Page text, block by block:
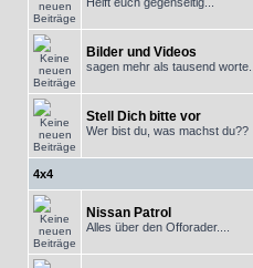
Bilder und Videos
sagen mehr als tausend worte...
Stell Dich bitte vor
Wer bist du, was machst du??
4x4
Nissan Patrol
Alles über den Offorader....